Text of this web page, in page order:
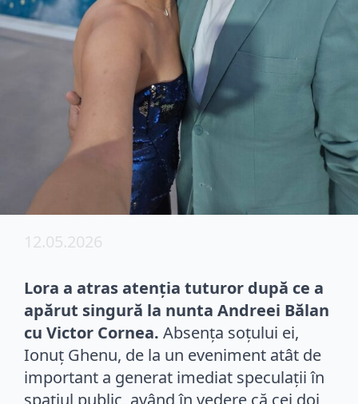
12.05.2026
Lora a atras atenția tuturor după ce a
apărut singură la nunta Andreei Bălan
cu Victor Cornea. Absența soțului ei,
Ionuț Ghenu, de la un eveniment atât de
important a generat imediat speculații în
spațiul public, având în vedere că cei doi